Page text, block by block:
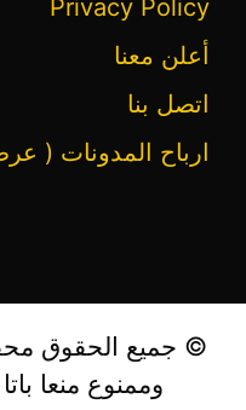
Privacy Policy
أعلن معنا
اتصل بنا
ارباح المدونات ( عرض
© جميع الحقوق
وممنوع منعا باتا